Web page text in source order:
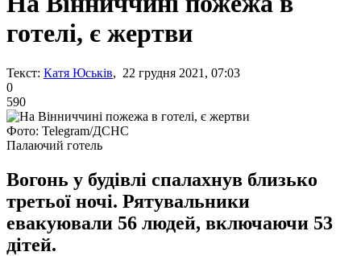
готелі, є жертви
Текст: Катя Юськів, 22 грудня 2021, 07:03
0
590
Фото: Telegram/ДСНС
Палаючий готель
Вогонь у будівлі спалахнув близько
третьої ночі. Рятувальники
евакуювали 56 людей, включаючи 53
дітей.